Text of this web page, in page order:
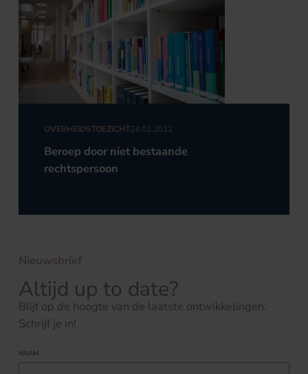
OVERHEIDSTOEZICHT24.01.2012
Beroep door niet bestaande
rechtspersoon
Nieuwsbrief
Altijd up to date?
Blijf op de hoogte van de laatste ontwikkelingen.
Schrijf je in!
NAAM